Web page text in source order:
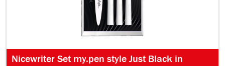
Nicewriter Set my.pen style Just Black in